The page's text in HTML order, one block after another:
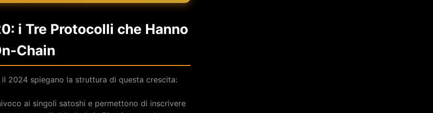
i Tre Protocolli che Hanno
Chain
2024 spiegano la struttura di questa crescita:
ai singoli satoshi e permettono di inscrivere